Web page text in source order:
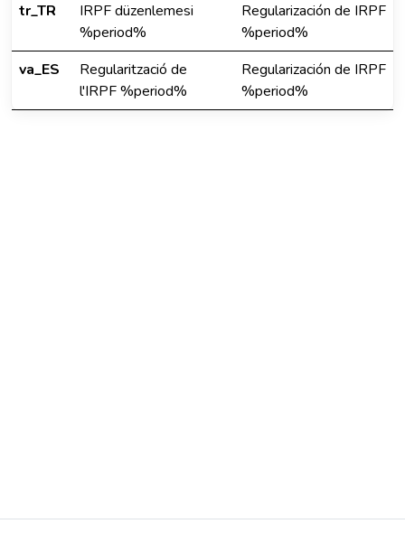
tr_TR
IRPF düzenlemesi
%period%
Regularización de IRPF
%period%
va_ES
Regularització de
l'IRPF %period%
Regularización de IRPF
%period%